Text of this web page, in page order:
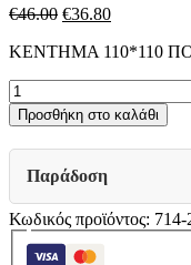
€46.00 Original
was:
€36.80Η
τιμή
ΚΕΝΤΗΜΑ 110*110
ΚΕΝΤΗΜΑ
110x110
ΠΟΥΛΙΑ
222
ΣΧΕΔΙΟ
ΔΙΑΣΠΑΡΤΟ
ποσότητα
Προσθήκη στο καλάθι
Παράδοση
Κωδικός προϊόντος: 714-